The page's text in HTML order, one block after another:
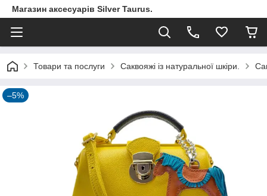
Магазин аксесуарів Silver Taurus.
Товари та послуги Саквояжі із натуральної шкіри.
–5%